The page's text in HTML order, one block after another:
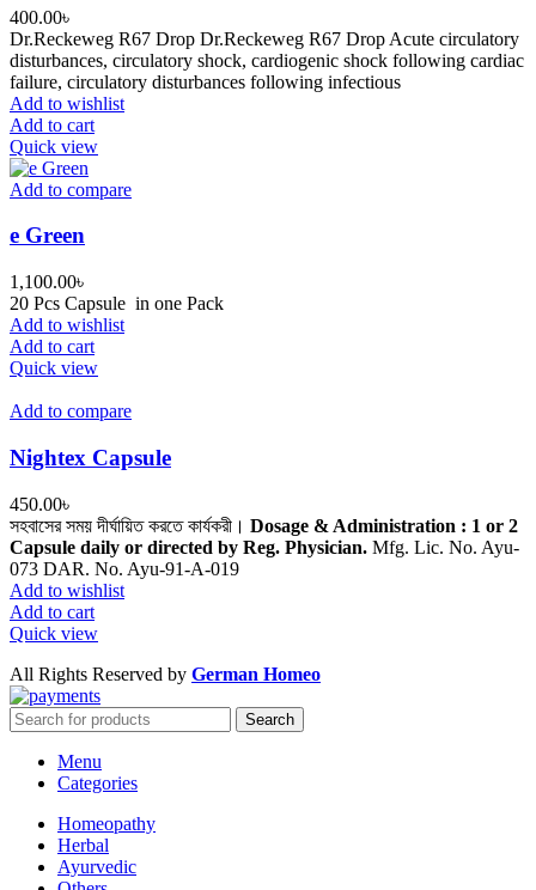
400.00৳
Dr.Reckeweg R67 Drop Dr.Reckeweg R67 Drop Acute circulatory
disturbances, circulatory shock, cardiogenic shock following cardiac
failure, circulatory disturbances following infectious
Add to wishlist
Add to cart
Quick view
Add to compare
e Green
1,100.00৳
20 Pcs Capsule in one Pack
Add to wishlist
Add to cart
Quick view
Add to compare
Nightex Capsule
450.00৳
সহবাসের সময় দীর্ঘায়িত করতে কার্যকরী। Dosage & Administration : 1 or 2
Capsule daily or directed by Reg. Physician. Mfg. Lic. No. Ayu-
073 DAR. No. Ayu-91-A-019
Add to wishlist
Add to cart
Quick view
All Rights Reserved by German Homeo
Search
Menu
Categories
Homeopathy
Herbal
Ayurvedic